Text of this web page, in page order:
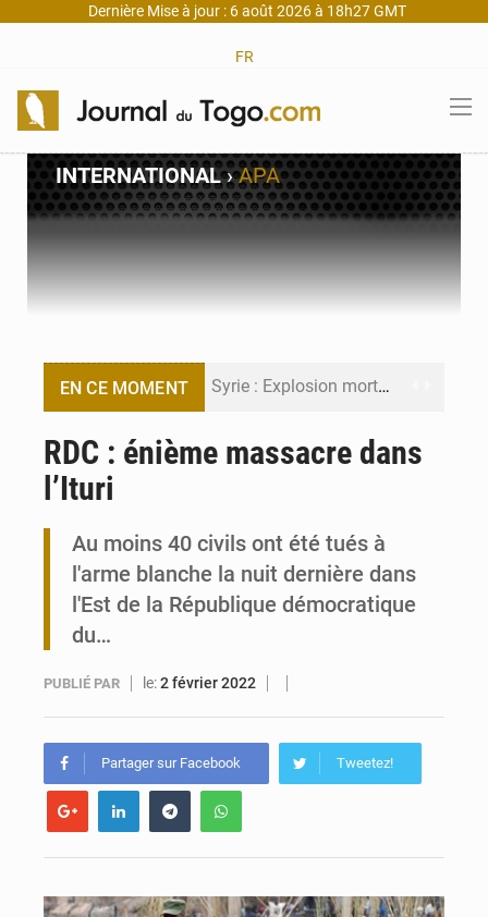
Dernière Mise à jour : 6 août 2026 à 18h27 GMT
FR
INTERNATIONAL›APA
EN CE MOMENT Syrie : Explosion mortelle sur un minibus à Jaramana (Damas)
Togo : 300 000 tonnes visées pour la filière soja bio
RDC : énième massacre dans
l’Ituri
Au moins 40 civils ont été tués à
l'arme blanche la nuit dernière dans
l'Est de la République démocratique
du…
PUBLIÉ PAR le:2 février 2022
Partager sur Facebook Tweetez!